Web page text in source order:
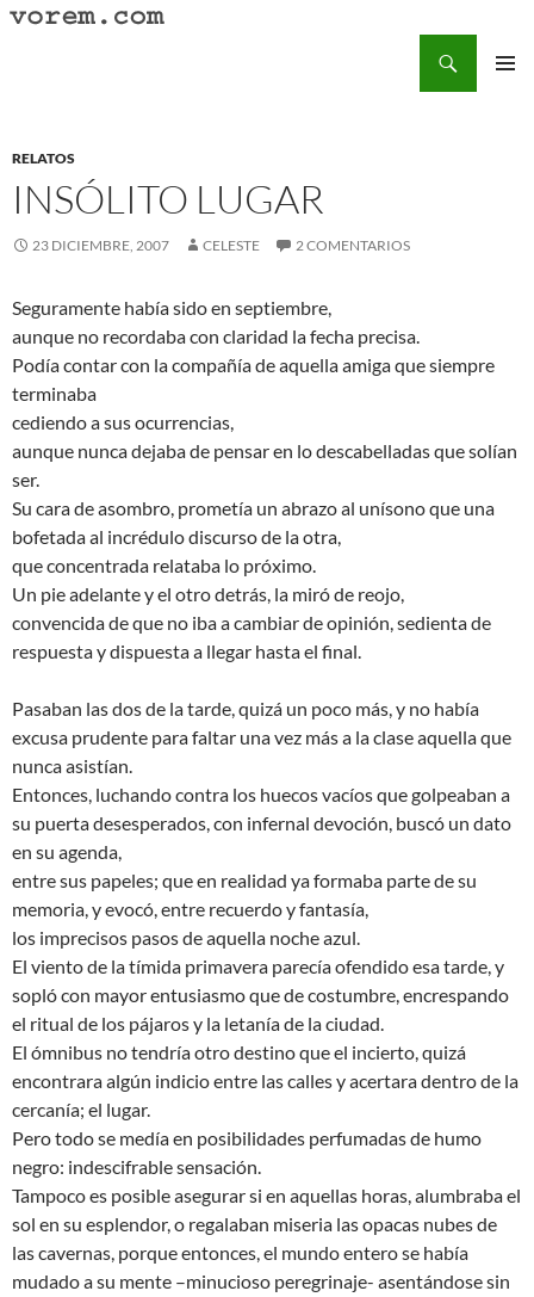
Saltar
RELATOS
INSÓLITO LUGAR
23 DICIEMBRE, 2007 CELESTE 2 COMENTARIOS
Seguramente había sido en septiembre,
aunque no recordaba con claridad la fecha precisa.
Podía contar con la compañía de aquella amiga que siempre
terminaba
cediendo a sus ocurrencias,
aunque nunca dejaba de pensar en lo descabelladas que solían
ser.
Su cara de asombro, prometía un abrazo al unísono que una
bofetada al incrédulo discurso de la otra,
que concentrada relataba lo próximo.
Un pie adelante y el otro detrás, la miró de reojo,
convencida de que no iba a cambiar de opinión, sedienta de
respuesta y dispuesta a llegar hasta el final.
Pasaban las dos de la tarde, quizá un poco más, y no había
excusa prudente para faltar una vez más a la clase aquella que
nunca asistían.
Entonces, luchando contra los huecos vacíos que golpeaban a
su puerta desesperados, con infernal devoción, buscó un dato
en su agenda,
entre sus papeles; que en realidad ya formaba parte de su
memoria, y evocó, entre recuerdo y fantasía,
los imprecisos pasos de aquella noche azul.
El viento de la tímida primavera parecía ofendido esa tarde, y
sopló con mayor entusiasmo que de costumbre, encrespando
el ritual de los pájaros y la letanía de la ciudad.
El ómnibus no tendría otro destino que el incierto, quizá
encontrara algún indicio entre las calles y acertara dentro de la
cercanía; el lugar.
Pero todo se medía en posibilidades perfumadas de humo
negro: indescifrable sensación.
Tampoco es posible asegurar si en aquellas horas, alumbraba el
sol en su esplendor, o regalaban miseria las opacas nubes de
las cavernas, porque entonces, el mundo entero se había
mudado a su mente –minucioso peregrinaje- asentándose sin